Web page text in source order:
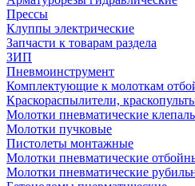
Прессы
Клуппы электрические
Запчасти к товарам раздела
ЗИП
Пневмоинструмент
Комплектующие к молоткам
Краскораспылители,
Молотки пневматические
Молотки пучковые
Пистолеты монтажные
Молотки пневматические
Молотки пневматические